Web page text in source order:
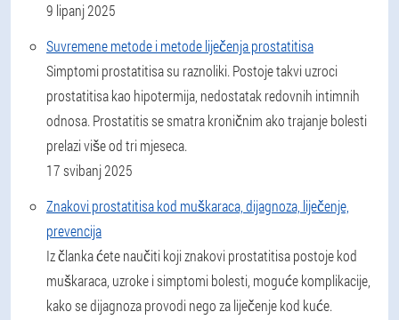
9 lipanj 2025
Suvremene metode i metode liječenja prostatitisa
Simptomi prostatitisa su raznoliki. Postoje takvi uzroci
prostatitisa kao hipotermija, nedostatak redovnih intimnih
odnosa. Prostatitis se smatra kroničnim ako trajanje bolesti
prelazi više od tri mjeseca.
17 svibanj 2025
Znakovi prostatitisa kod muškaraca, dijagnoza, liječenje,
prevencija
Iz članka ćete naučiti koji znakovi prostatitisa postoje kod
muškaraca, uzroke i simptomi bolesti, moguće komplikacije,
kako se dijagnoza provodi nego za liječenje kod kuće.